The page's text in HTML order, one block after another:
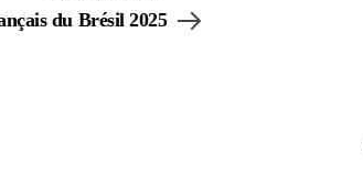
du Brésil 2025